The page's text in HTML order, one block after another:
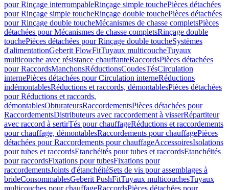
pour Rinçage interrompableRinçage simple touchePièces détachées
pour Rinçage simple toucheRinçage double touchePièces détachées
pour Rinçage double toucheMécanismes de chasse completsPièces
détachées pour Mécanismes de chasse completsRinçage double
touchePièces détachées pour Rinçage double toucheSystèmes
d'alimentationGeberit FlowFitTuyaux multicoucheTuyaux
multicouche avec résistance chauffanteRaccordsPièces détachées
pour RaccordsManchonsRéductionsCoudesTésCirculation
internePièces détachées pour Circulation interneRéductions
indémontablesRéductions et raccords, démontablesPièces détachées
pour Réductions et raccords,
démontablesObturateursRaccordementsPièces détachées pour
RaccordementsDistributeurs avec raccordement à visserRépartiteur
avec raccord à sertirTés pour chauffageRéductions et raccordements
pour chauffage, démontablesRaccordements pour chauffagePièces
détachées pour Raccordements pour chauffageAccessoiresIsolations
pour tubes et raccordsEtanchéités pour tubes et raccordsEtanchéités
pour raccordsFixations pour tubesFixations pour
raccordementsJoints d'étanchéitéSets de vis pour assemblages à
brideConsommablesGeberit PushFitTuyaux multicouchesTuyaux
multicouches pour chauffageRaccordsPièces détachées pour